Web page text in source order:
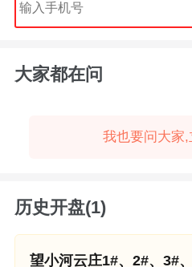
大家都在问
我也要问大家,
历史开盘(1)
望小河云庄1#、2#、3#